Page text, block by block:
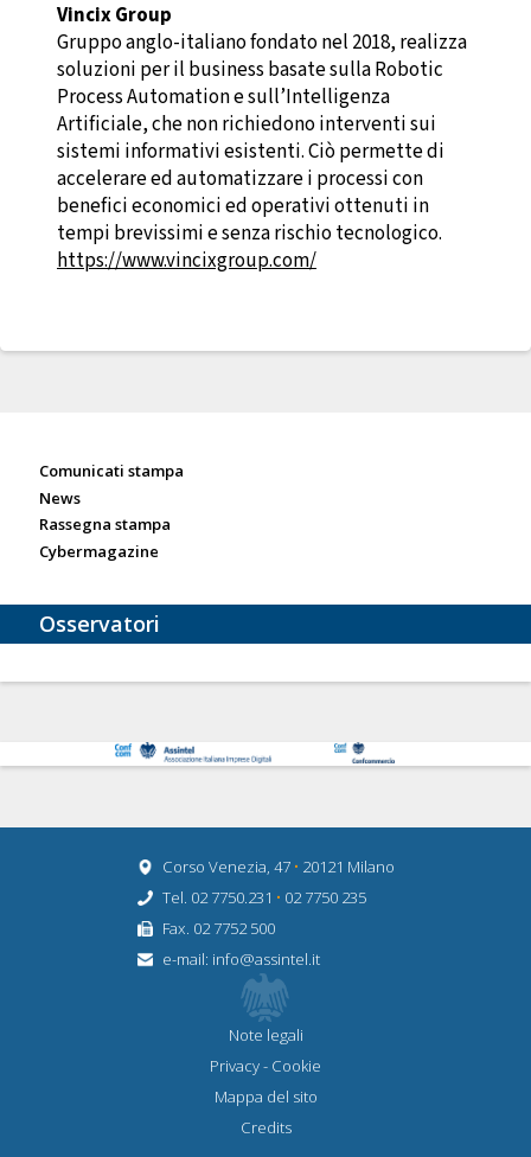
Vincix Group
Gruppo anglo-italiano fondato nel 2018, realizza
soluzioni per il business basate sulla Robotic
Process Automation e sull’Intelligenza
Artificiale, che non richiedono interventi sui
sistemi informativi esistenti. Ciò permette di
accelerare ed automatizzare i processi con
benefici economici ed operativi ottenuti in
tempi brevissimi e senza rischio tecnologico.
https://www.vincixgroup.com/
Comunicati stampa
News
Rassegna stampa
Cybermagazine
Osservatori
Corso Venezia, 47 • 20121 Milano
Tel. 02 7750.231 • 02 7750 235
Fax. 02 7752 500
e-mail: info@assintel.it
Note legali
Privacy- Cookie
Mappa del sito
Credits